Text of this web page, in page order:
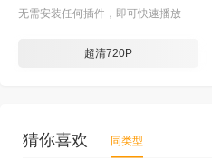
无需安装任何插件，即可快速播放
超清720P
猜你喜欢 同类型